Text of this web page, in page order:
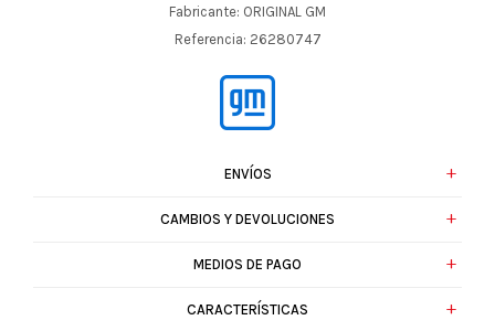
Fabricante: ORIGINAL GM
Referencia: 26280747
ENVÍOS
CAMBIOS Y DEVOLUCIONES
MEDIOS DE PAGO
CARACTERÍSTICAS